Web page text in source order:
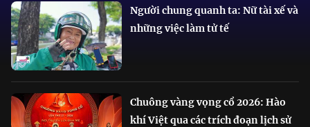
Người chung quanh ta: Nữ tài xế và
những việc làm tử tế
Chuông vàng vọng cổ 2026: Hào
khí Việt qua các trích đoạn lịch sử